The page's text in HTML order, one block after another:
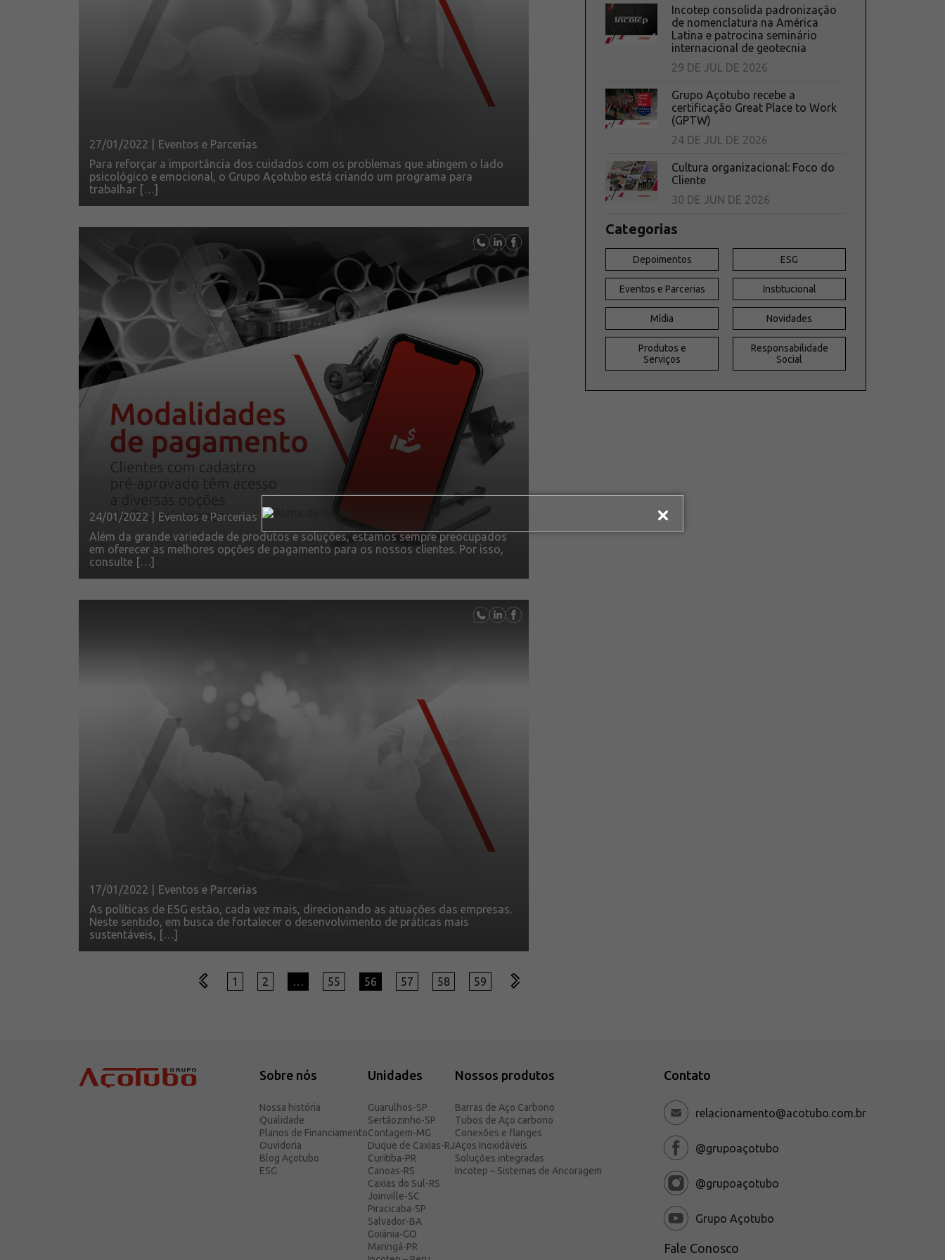
27/01/2022 |
Eventos e Parcerias
Para reforçar a importância dos cuidados com os problemas que atingem o lado
psicológico e emocional, o Grupo Açotubo está criando um programa para
trabalhar […]
24/01/2022 |
Eventos e Parcerias
Além da grande variedade de produtos e soluções, estamos sempre preocupados
em oferecer as melhores opções de pagamento para os nossos clientes. Por isso,
consulte […]
17/01/2022 |
Eventos e Parcerias
As políticas de ESG estão, cada vez mais, direcionando as atuações das empresas.
Neste sentido, em busca de fortalecer o desenvolvimento de práticas mais
sustentáveis, […]
1 2 … 55 56 57 58 59
Incotep consolida padronização
de nomenclatura na América
Latina e patrocina seminário
internacional de geotecnia
29 DE JUL DE 2026
Grupo Açotubo recebe a
certificação Great Place to Work
(GPTW)
24 DE JUL DE 2026
Cultura organizacional: Foco do
Cliente
30 DE JUN DE 2026
Categorias
Depoimentos ESG
Eventos e Parcerias Institucional
Mídia Novidades
Produtos e
Serviços
Responsabilidade
Social
Sobre nós
Nossa história
Qualidade
Planos de Financiamento
Ouvidoria
Blog Açotubo
ESG
Unidades
Guarulhos-SP
Sertãozinho-SP
Contagem-MG
Duque de Caxias-RJ
Curitiba-PR
Canoas-RS
Caxias do Sul-RS
Joinville-SC
Piracicaba-SP
Salvador-BA
Goiânia-GO
Maringá-PR
Nossos produtos
Barras de Aço Carbono
Tubos de Aço carbono
Conexões e flanges
Aços Inoxidáveis
Soluções integradas
Incotep – Sistemas de Ancoragem
Contato
relacionamento@acotubo.com.br
@grupoaçotubo
@grupoaçotubo
Grupo Açotubo
Fale Conosco